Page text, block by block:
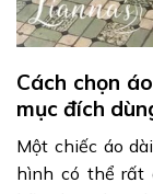
Cách chọn
mục đích
Một chiếc áo
hình có thể rất